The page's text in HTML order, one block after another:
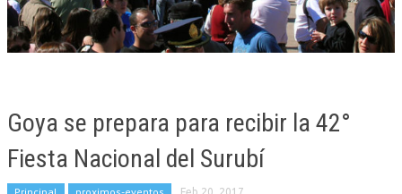
Goya se prepara para recibir la 42°
Fiesta Nacional del Surubí
Feb 20, 2017